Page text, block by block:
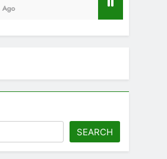
SEARCH